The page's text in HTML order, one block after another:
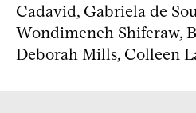
Cadavid, Gabriela de
Wondimeneh Shiferaw,
Deborah Mills, Colleen